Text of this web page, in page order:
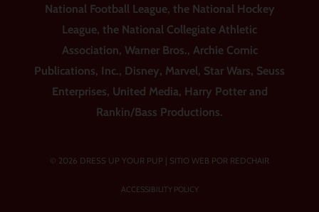
National Football League, the National Hockey
League, the National Collegiate Athletic
Association, Warner Bros., Archie Comic
Publications, Inc., Disney, Marvel, Star Wars, Seuss
Enterprises, United Media, Harry Potter and
Rankin/Bass Productions.
© 2026 DRESS UP YOUR PUP | SITIO WEB POR REDCHAIR
ACCESSIBILITY POLICY